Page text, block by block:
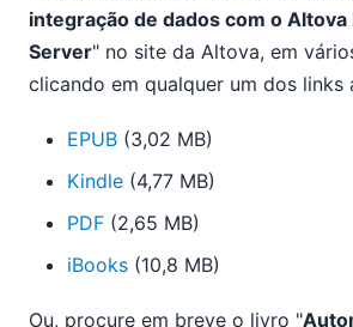
integração de dados com o Altova
Server" no site da Altova, em
clicando em qualquer um dos links
EPUB (3,02 MB)
Kindle (4,77 MB)
PDF (2,65 MB)
iBooks (10,8 MB)
Ou, procure em breve o livro "